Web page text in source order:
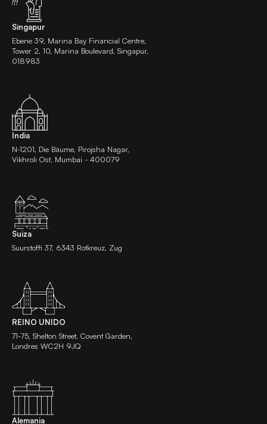
Singapur
Ebene 39, Marina Bay Financial Centre,
Tower 2, 10, Marina Boulevard, Singapur,
018983
India
N-1201, Die Bäume, Pirojsha Nagar,
Vikhroli Ost, Mumbai - 400079
Suiza
Suurstoffi 37, 6343 Rotkreuz, Zug
REINO UNIDO
71-75, Shelton Street, Covent Garden,
Londres WC2H 9JQ
Alemania